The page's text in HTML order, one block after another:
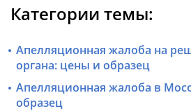
Категории темы:
Апелляционная жалоба на
органа: цены и образец
Апелляционная жалоба в
образец